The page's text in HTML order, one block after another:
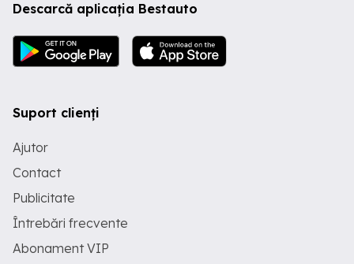
Descarcă aplicația Bestauto
Suport clienți
Ajutor
Contact
Publicitate
Întrebări frecvente
Abonament VIP